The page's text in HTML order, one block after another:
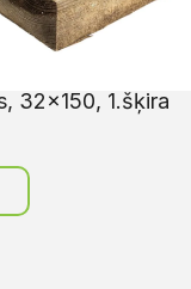
32×150, 1.šķira